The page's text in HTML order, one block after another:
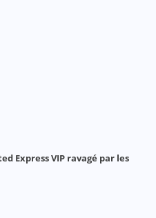
Express VIP ravagé par les